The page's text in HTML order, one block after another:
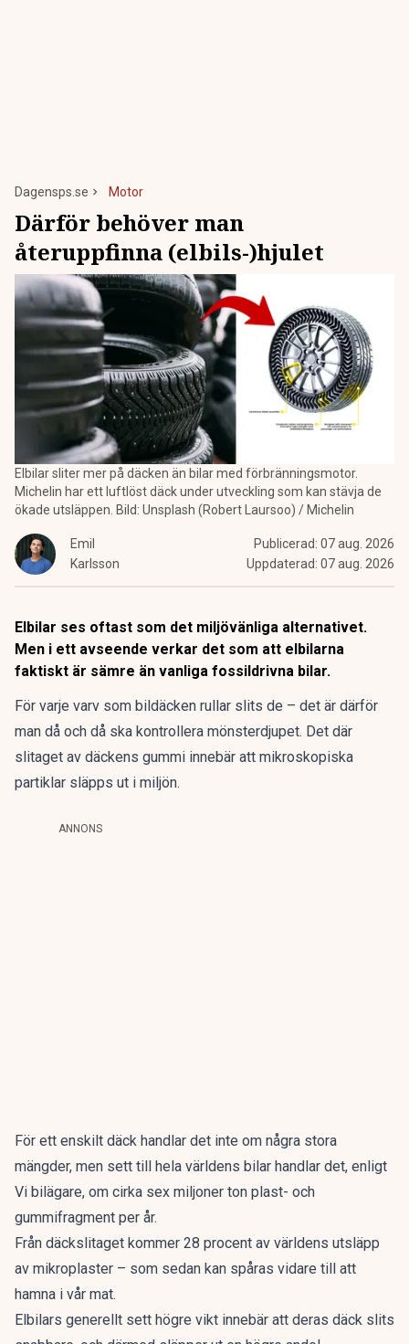
Dagensps.se Motor
Därför behöver man
återuppfinna (elbils-)hjulet
Elbilar sliter mer på däcken än bilar med förbränningsmotor.
Michelin har ett luftlöst däck under utveckling som kan stävja de
ökade utsläppen. Bild: Unsplash (Robert Laursoo) / Michelin
Emil
Karlsson
Publicerad: 07 aug. 2026
Uppdaterad: 07 aug. 2026
Elbilar ses oftast som det miljövänliga alternativet.
Men i ett avseende verkar det som att elbilarna
faktiskt är sämre än vanliga fossildrivna bilar.
För varje varv som bildäcken rullar slits de – det är därför
man då och då ska kontrollera mönsterdjupet. Det där
slitaget av däckens gummi innebär att mikroskopiska
partiklar släpps ut i miljön.
ANNONS
För ett enskilt däck handlar det inte om några stora
mängder, men sett till hela världens bilar handlar det, enligt
Vi bilägare, om cirka sex miljoner ton plast- och
gummifragment per år.
Från däckslitaget kommer 28 procent av världens utsläpp
av mikroplaster – som sedan kan spåras vidare till att
hamna i vår mat.
Elbilars generellt sett högre vikt innebär att deras däck slits